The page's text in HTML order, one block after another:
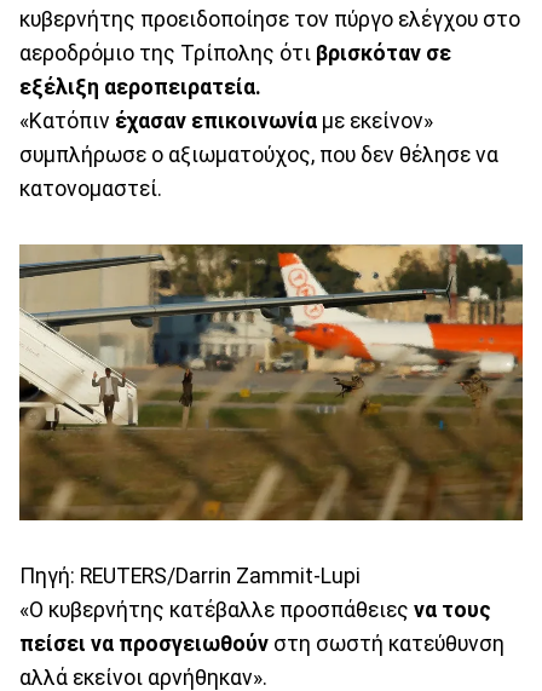
κυβερνήτης προειδοποίησε τον πύργο ελέγχου στο
αεροδρόμιο της Τρίπολης ότι βρισκόταν σε
εξέλιξη αεροπειρατεία.
«Κατόπιν έχασαν επικοινωνία με εκείνον»
συμπλήρωσε ο αξιωματούχος, που δεν θέλησε να
κατονομαστεί.
Πηγή: REUTERS/Darrin Zammit-Lupi
«Ο κυβερνήτης κατέβαλλε προσπάθειες να τους
πείσει να προσγειωθούν στη σωστή κατεύθυνση
αλλά εκείνοι αρνήθηκαν».